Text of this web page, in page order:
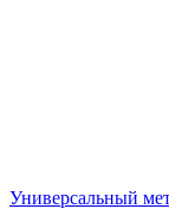
Универсальный